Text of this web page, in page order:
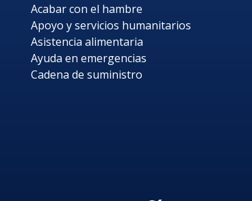
Acabar con el hambre
Apoyo y servicios humanitarios
Asistencia alimentaria
Ayuda en emergencias
Cadena de suministro